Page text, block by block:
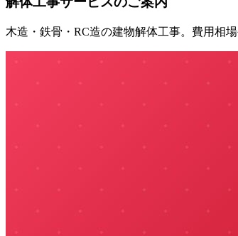
木造・鉄骨・RC造の建物解体工事。費用相